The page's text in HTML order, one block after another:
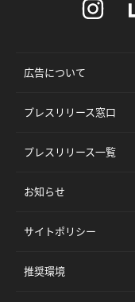
広告について
プレスリリース窓口
プレスリリース一覧
お知らせ
サイトポリシー
推奨環境